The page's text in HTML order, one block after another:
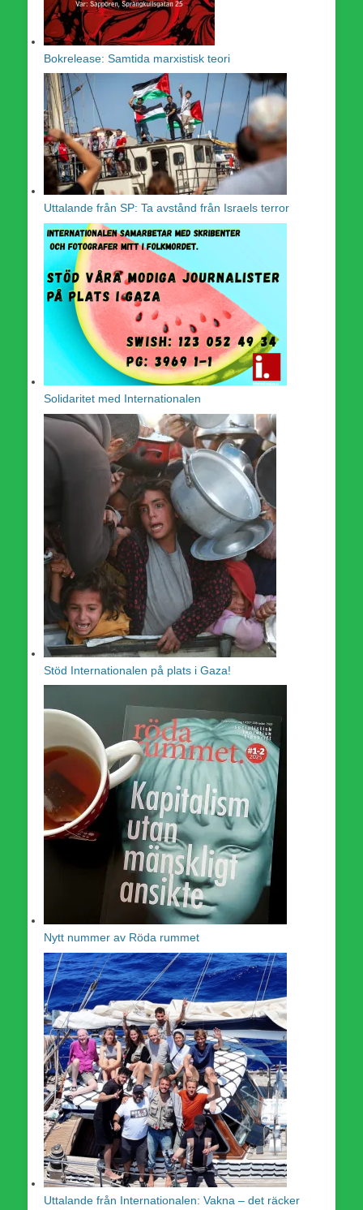
Bokrelease: Samtida marxistisk teori
Uttalande från SP: Ta avstånd från Israels terror
Solidaritet med Internationalen
Stöd Internationalen på plats i Gaza!
Nytt nummer av Röda rummet
Uttalande från Internationalen: Vakna – det räcker